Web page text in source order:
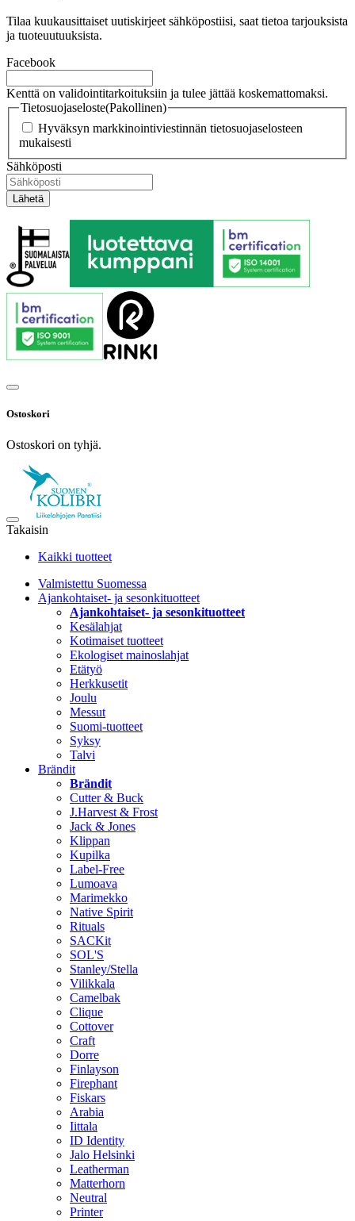
Tilaa kuukausittaiset uutiskirjeet sähköpostiisi, saat tietoa tarjouksista
ja tuoteuutuuksista.
Facebook
Kenttä on validointitarkoituksiin ja tulee jättää koskemattomaksi.
Tietosuojaseloste(Pakollinen)
Hyväksyn markkinointiviestinnän tietosuojaselosteen
mukaisesti
Sähköposti
Ostoskori
Ostoskori on tyhjä.
Takaisin
Kaikki tuotteet
Valmistettu Suomessa
Ajankohtaiset- ja sesonkituotteet
Ajankohtaiset- ja sesonkituotteet
Kesälahjat
Kotimaiset tuotteet
Ekologiset mainoslahjat
Etätyö
Herkkusetit
Joulu
Messut
Suomi-tuotteet
Syksy
Talvi
Brändit
Brändit
Cutter & Buck
J.Harvest & Frost
Jack & Jones
Klippan
Kupilka
Label-Free
Lumoava
Marimekko
Native Spirit
Rituals
SACKit
SOL'S
Stanley/Stella
Vilikkala
Camelbak
Clique
Cottover
Craft
Dorre
Finlayson
Firephant
Fiskars
Arabia
Iittala
ID Identity
Jalo Helsinki
Leatherman
Matterhorn
Neutral
Printer